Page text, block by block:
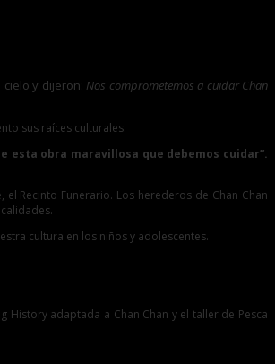
y dijeron: Nos comprometemos a cuidar Chan
sus raíces culturales.
esta obra maravillosa que debemos cuidar”.
Recinto Funerario. Los herederos de Chan Chan
cultura en los niños y adolescentes.
History adaptada a Chan Chan y el taller de Pesca